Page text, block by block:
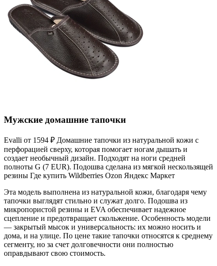
Мужские домашние тапочки
Evalli от 1594 ₽ Домашние тапочки из натуральной кожи с
перфорацией сверху, которая помогает ногам дышать и
создает необычный дизайн. Подходят на ноги средней
полноты G (7 EUR). Подошва сделана из мягкой нескользящей
резины Где купить Wildberries Ozon Яндекс Маркет
Эта модель выполнена из натуральной кожи, благодаря чему
тапочки выглядят стильно и служат долго. Подошва из
микропористой резины и EVA обеспечивает надежное
сцепление и предотвращает скольжение. Особенность модели
— закрытый мысок и универсальность: их можно носить и
дома, и на улице. По цене такие тапочки относятся к среднему
сегменту, но за счет долговечности они полностью
оправдывают свою стоимость.